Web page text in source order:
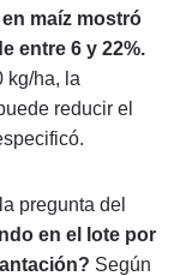
maíz mostró
entre 6 y 22%.
kg/ha, la
reducir el
pregunta del
en el lote por
Según